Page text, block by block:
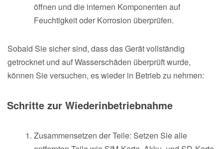
öffnen und die internen Komponenten auf
Feuchtigkeit oder Korrosion überprüfen.
Sobald Sie sicher sind, dass das Gerät vollständig
getrocknet und auf Wasserschäden überprüft wurde,
können Sie versuchen, es wieder in Betrieb zu nehmen:
Schritte zur Wiederinbetriebnahme
Zusammensetzen der Teile: Setzen Sie alle